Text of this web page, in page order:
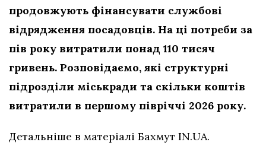
продовжують фінансувати службові
відрядження посадовців. На ці потреби за
пів року витратили понад 110 тисяч
гривень. Розповідаємо, які структурні
підрозділи міськради та скільки коштів
витратили в першому півріччі 2026 року.
Детальніше в матеріалі Бахмут IN.UA.